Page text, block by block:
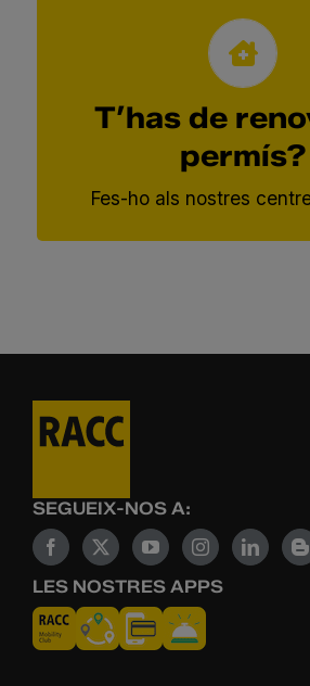
T’has de
permís?
Fes-ho als nostres
RENOVA’T EL
ALS
CENTRES
Consultar centres
SEGUEIX-NOS A:
LES NOSTRES APPS